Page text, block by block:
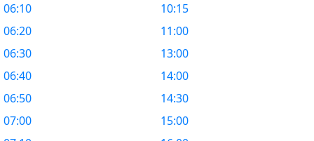
06:10
06:20
06:30
06:40
06:50
07:00
10:15
11:00
13:00
14:00
14:30
15:00